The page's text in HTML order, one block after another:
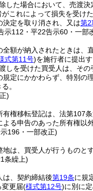
した場合において、売渡
これによって損失を受け
定を取り消され、又は第2
示112・平22告示60・一部
全額が納入されたときは、
式第11号)を施行者に提出す
しを受けた買受人は、そ
規定にかかわらず、特別の
。
)
有権移転登記は、法第107
よる申告のあった所有権以
196・一部改正)
は、買受人が行うものとす
条繰上)
は、契約締結後第19条に規
変更届(様式第12号)に別に